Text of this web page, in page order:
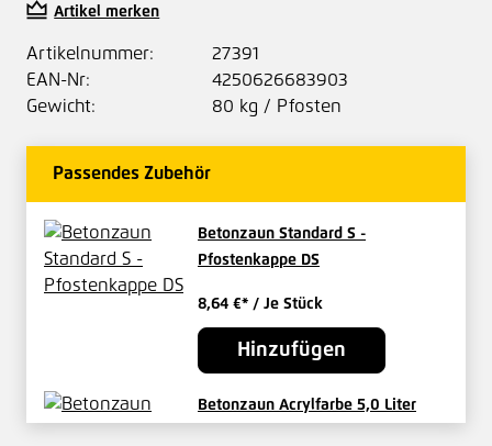
Artikel merken
Artikelnummer:
27391
EAN-Nr:
4250626683903
Gewicht:
80 kg / Pfosten
Passendes Zubehör
Betonzaun Standard S -
Pfostenkappe DS
8,64 €* / Je Stück
Hinzufügen
Betonzaun Acrylfarbe 5,0 Liter